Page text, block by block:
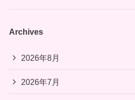
Archives
2026年8月
2026年7月